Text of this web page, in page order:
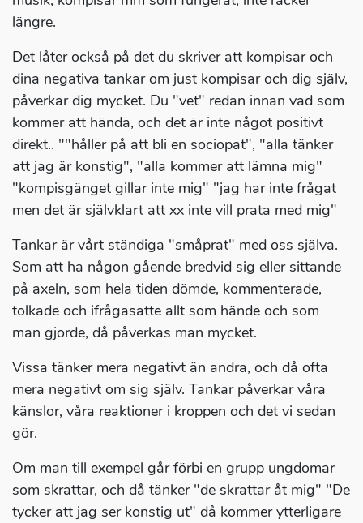
längre.
Det låter också på det du skriver att kompisar och
dina negativa tankar om just kompisar och dig själv,
påverkar dig mycket. Du "vet" redan innan vad som
kommer att hända, och det är inte något positivt
direkt.. ""håller på att bli en sociopat", "alla tänker
att jag är konstig", "alla kommer att lämna mig"
"kompisgänget gillar inte mig" "jag har inte frågat
men det är självklart att xx inte vill prata med mig"
Tankar är vårt ständiga "småprat" med oss själva.
Som att ha någon gående bredvid sig eller sittande
på axeln, som hela tiden dömde, kommenterade,
tolkade och ifrågasatte allt som hände och som
man gjorde, då påverkas man mycket.
Vissa tänker mera negativt än andra, och då ofta
mera negativt om sig själv. Tankar påverkar våra
känslor, våra reaktioner i kroppen och det vi sedan
gör.
Om man till exempel går förbi en grupp ungdomar
som skrattar, och då tänker "de skrattar åt mig" "De
tycker att jag ser konstig ut" då kommer ytterligare